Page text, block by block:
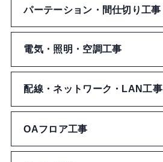
デコレーション
切る・とじる
その他アパレルグッズ
その他バッグ
チケットケース
ステッカー
パーテーション・間仕切り工事
電気・照明・空調工事
配線・ネットワーク・LAN工事
OAフロア工事